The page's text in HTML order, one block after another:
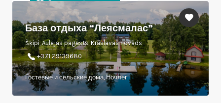
База отдыха “Леясмалас”
Šķipi, Aulejas pagasts, Krāslavas novads
+371 29139680
Гостевые и сельские дома, Ночлег